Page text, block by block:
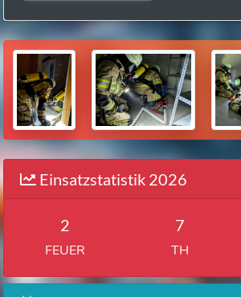
Einsatzstatistik 2026
2
FEUER
7
TH